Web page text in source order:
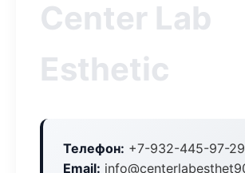
Center Lab
Esthetic
Телефон: +7-932-445-97-29
Email: